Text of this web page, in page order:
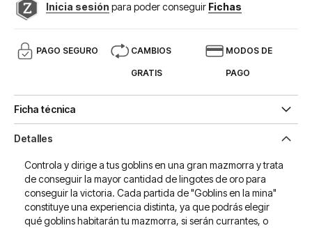
Inicia sesión para poder conseguir Fichas
PAGO SEGURO CAMBIOS
GRATIS
MODOS DE
PAGO
Ficha técnica
Detalles
Controla y dirige a tus goblins en una gran mazmorra y trata
de conseguir la mayor cantidad de lingotes de oro para
conseguir la victoria. Cada partida de "Goblins en la mina"
constituye una experiencia distinta, ya que podrás elegir
qué goblins habitarán tu mazmorra, si serán currantes, o